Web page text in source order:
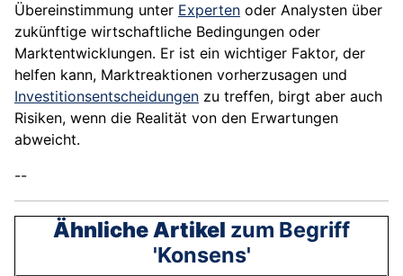
Übereinstimmung unter Experten oder Analysten über
zukünftige wirtschaftliche Bedingungen oder
Marktentwicklungen. Er ist ein wichtiger Faktor, der
helfen kann, Marktreaktionen vorherzusagen und
Investitionsentscheidungen zu treffen, birgt aber auch
Risiken, wenn die Realität von den Erwartungen
abweicht.
--
Ähnliche Artikel zum Begriff
'Konsens'